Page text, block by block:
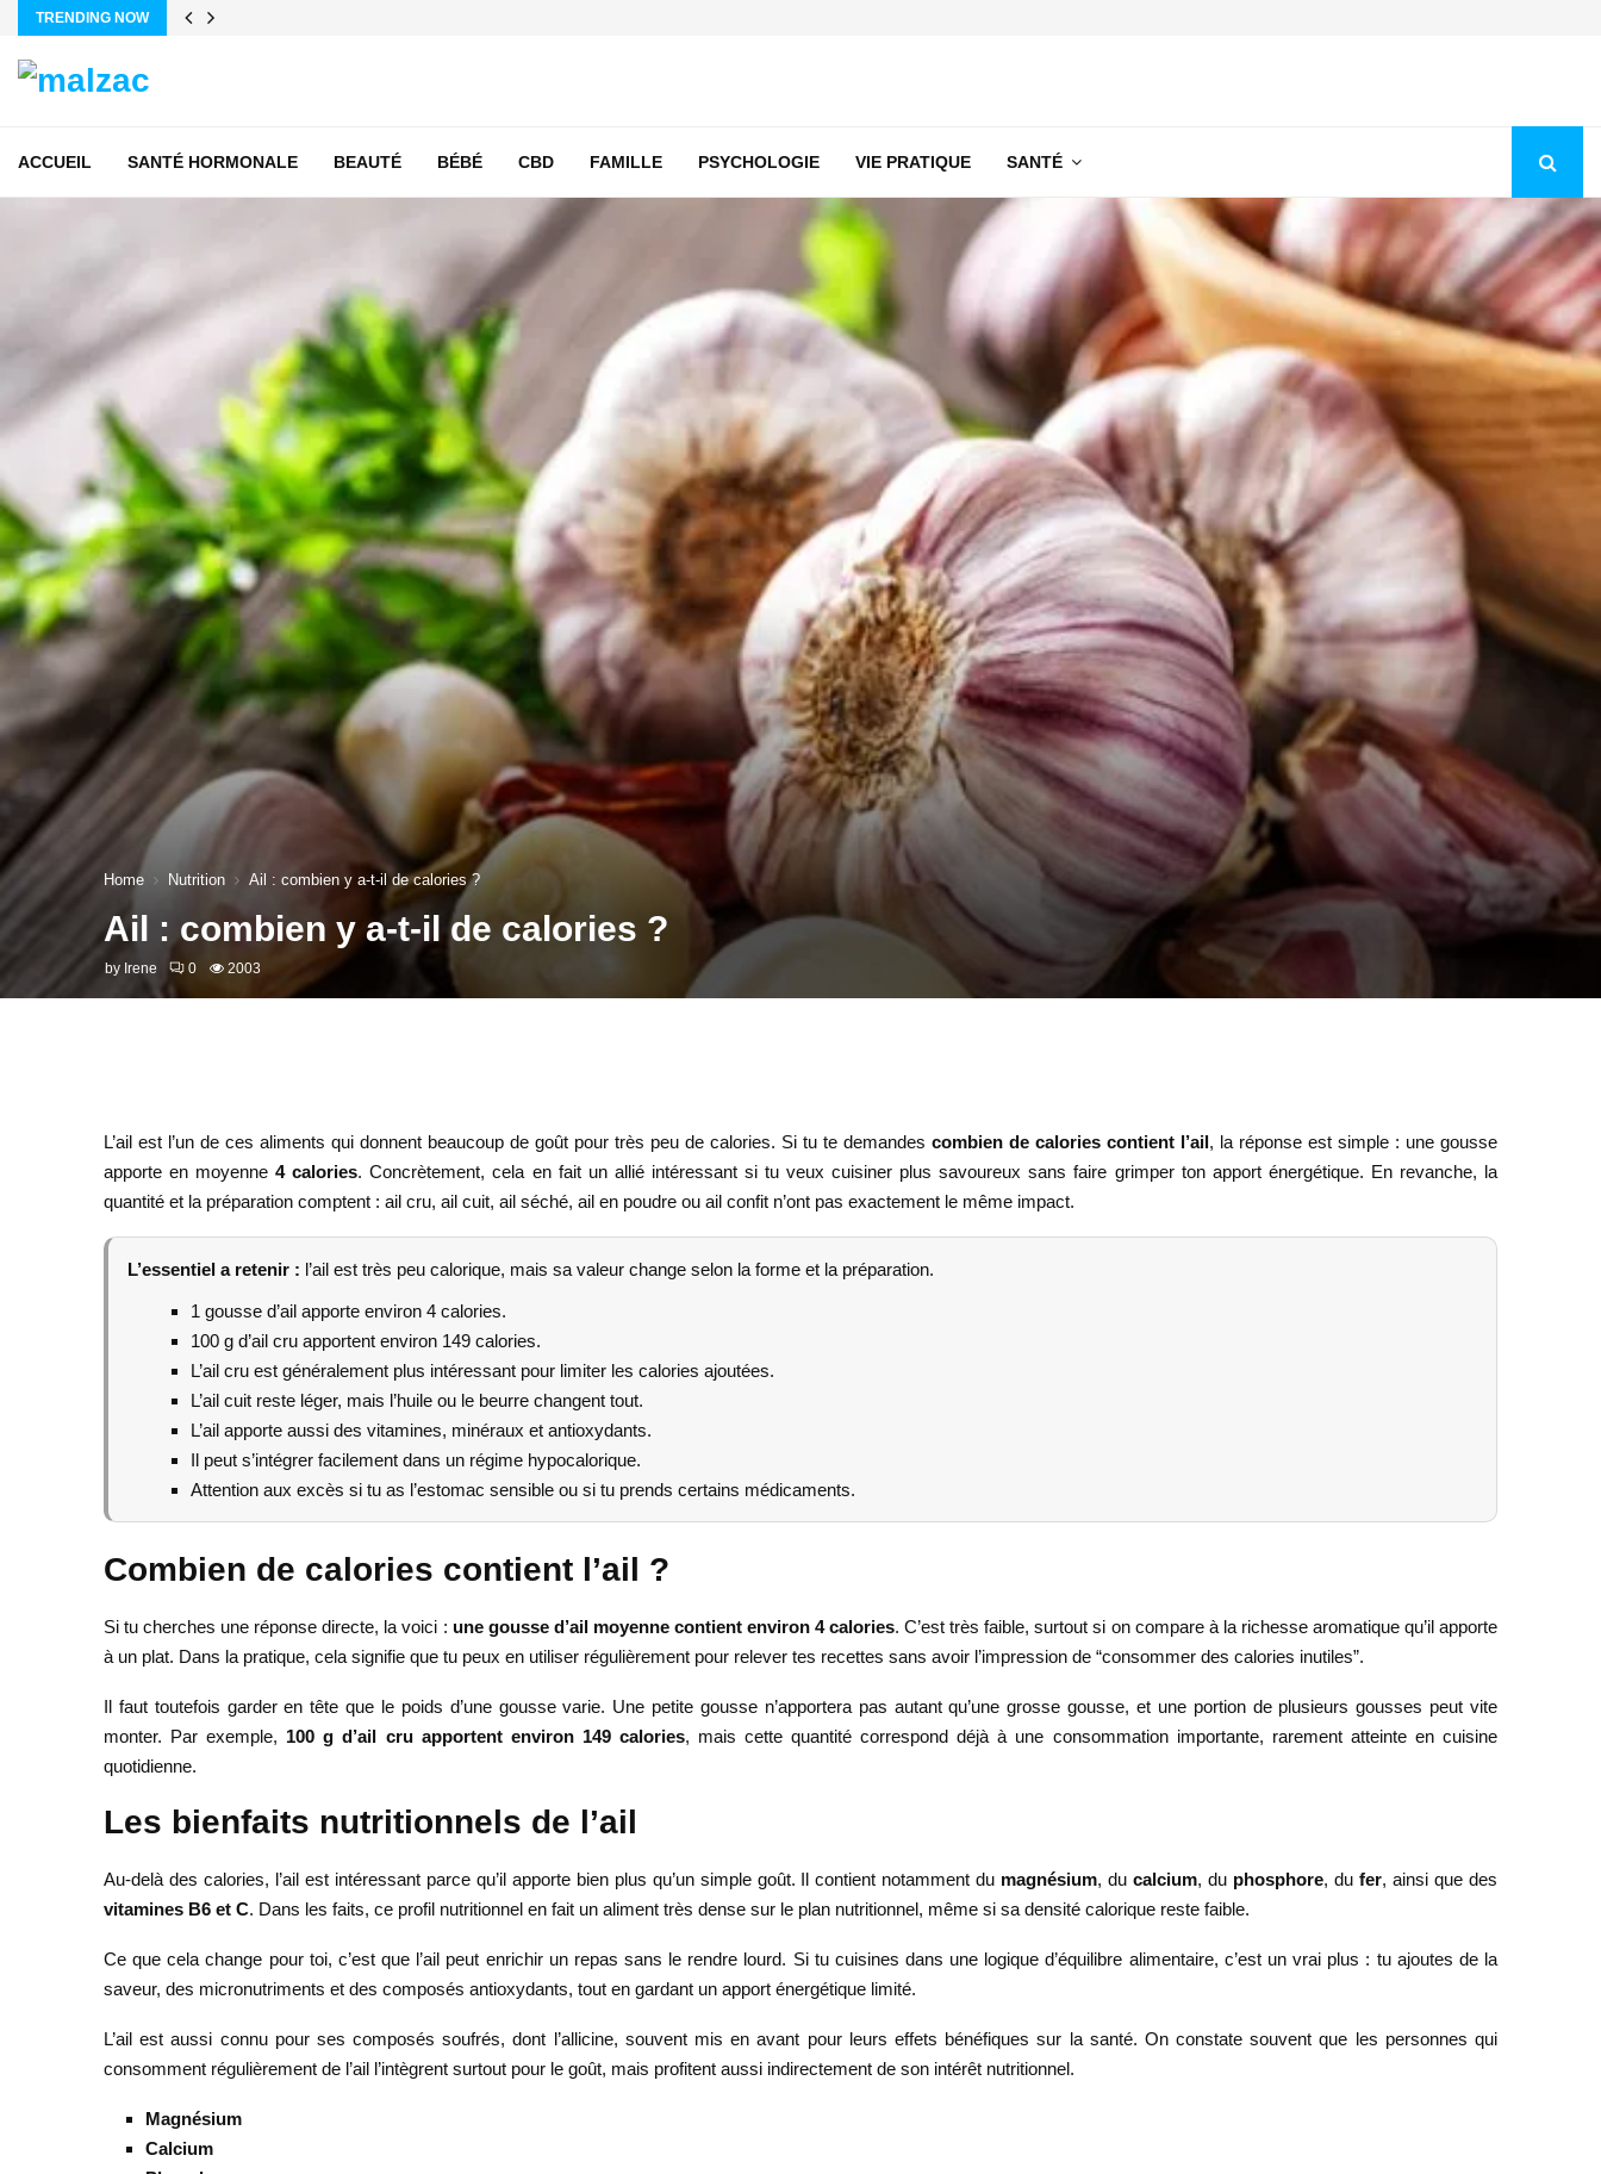
TRENDING NOW
ACCUEIL SANTÉ HORMONALE BEAUTÉ BÉBÉ CBD FAMILLE PSYCHOLOGIE VIE PRATIQUE SANTÉ
Home Nutrition Ail : combien y a-t-il de calories ?
Ail : combien y a-t-il de calories ?
by Irene 0 2003
L’ail est l’un de ces aliments qui donnent beaucoup de goût pour très peu de calories. Si tu te demandes combien de calories contient l’ail, la réponse est simple : une gousse
apporte en moyenne4 calories. Concrètement, cela en fait un allié intéressant si tu veux cuisiner plus savoureux sans faire grimper ton apport énergétique. En revanche, la
quantité et la préparation comptent : ail cru, ail cuit, ail séché, ail en poudre ou ail confit n’ont pas exactement le même impact.
L’essentiel a retenir : l’ail est très peu calorique, mais sa valeur change selon la forme et la préparation.
1 gousse d’ail apporte environ 4 calories.
100 g d’ail cru apportent environ 149 calories.
L’ail cru est généralement plus intéressant pour limiter les calories ajoutées.
L’ail cuit reste léger, mais l’huile ou le beurre changent tout.
L’ail apporte aussi des vitamines, minéraux et antioxydants.
Il peut s’intégrer facilement dans un régime hypocalorique.
Attention aux excès si tu as l’estomac sensible ou si tu prends certains médicaments.
Combien de calories contient l’ail ?
Si tu cherches une réponse directe, la voici : une gousse d’ail moyenne contient environ 4 calories. C’est très faible, surtout si on compare à la richesse aromatique qu’il apporte
à un plat. Dans la pratique, cela signifie que tu peux en utiliser régulièrement pour relever tes recettes sans avoir l’impression de “consommer des calories inutiles”.
Il faut toutefois garder en tête que le poids d’une gousse varie. Une petite gousse n’apportera pas autant qu’une grosse gousse, et une portion de plusieurs gousses peut vite
monter. Par exemple, 100 g d’ail cru apportent environ 149 calories, mais cette quantité correspond déjà à une consommation importante, rarement atteinte en cuisine
quotidienne.
Les bienfaits nutritionnels de l’ail
Au-delà des calories, l’ail est intéressant parce qu’il apporte bien plus qu’un simple goût. Il contient notamment du magnésium, ducalcium, du phosphore, dufer, ainsi que des
vitamines B6 et C. Dans les faits, ce profil nutritionnel en fait un aliment très dense sur le plan nutritionnel, même si sa densité calorique reste faible.
Ce que cela change pour toi, c’est que l’ail peut enrichir un repas sans le rendre lourd. Si tu cuisines dans une logique d’équilibre alimentaire, c’est un vrai plus : tu ajoutes de la
saveur, des micronutriments et des composés antioxydants, tout en gardant un apport énergétique limité.
L’ail est aussi connu pour ses composés soufrés, dont l’allicine, souvent mis en avant pour leurs effets bénéfiques sur la santé. On constate souvent que les personnes qui
consomment régulièrement de l’ail l’intègrent surtout pour le goût, mais profitent aussi indirectement de son intérêt nutritionnel.
Magnésium
Calcium